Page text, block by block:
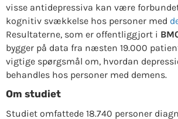
visse antidepressiva kan være
kognitiv svækkelse hos personer med
Resultaterne, som er offentliggjort i
bygger på data fra næsten 19.000
vigtige spørgsmål om, hvordan
behandles hos personer med demens.
Om studiet
Studiet omfattede 18.740 personer